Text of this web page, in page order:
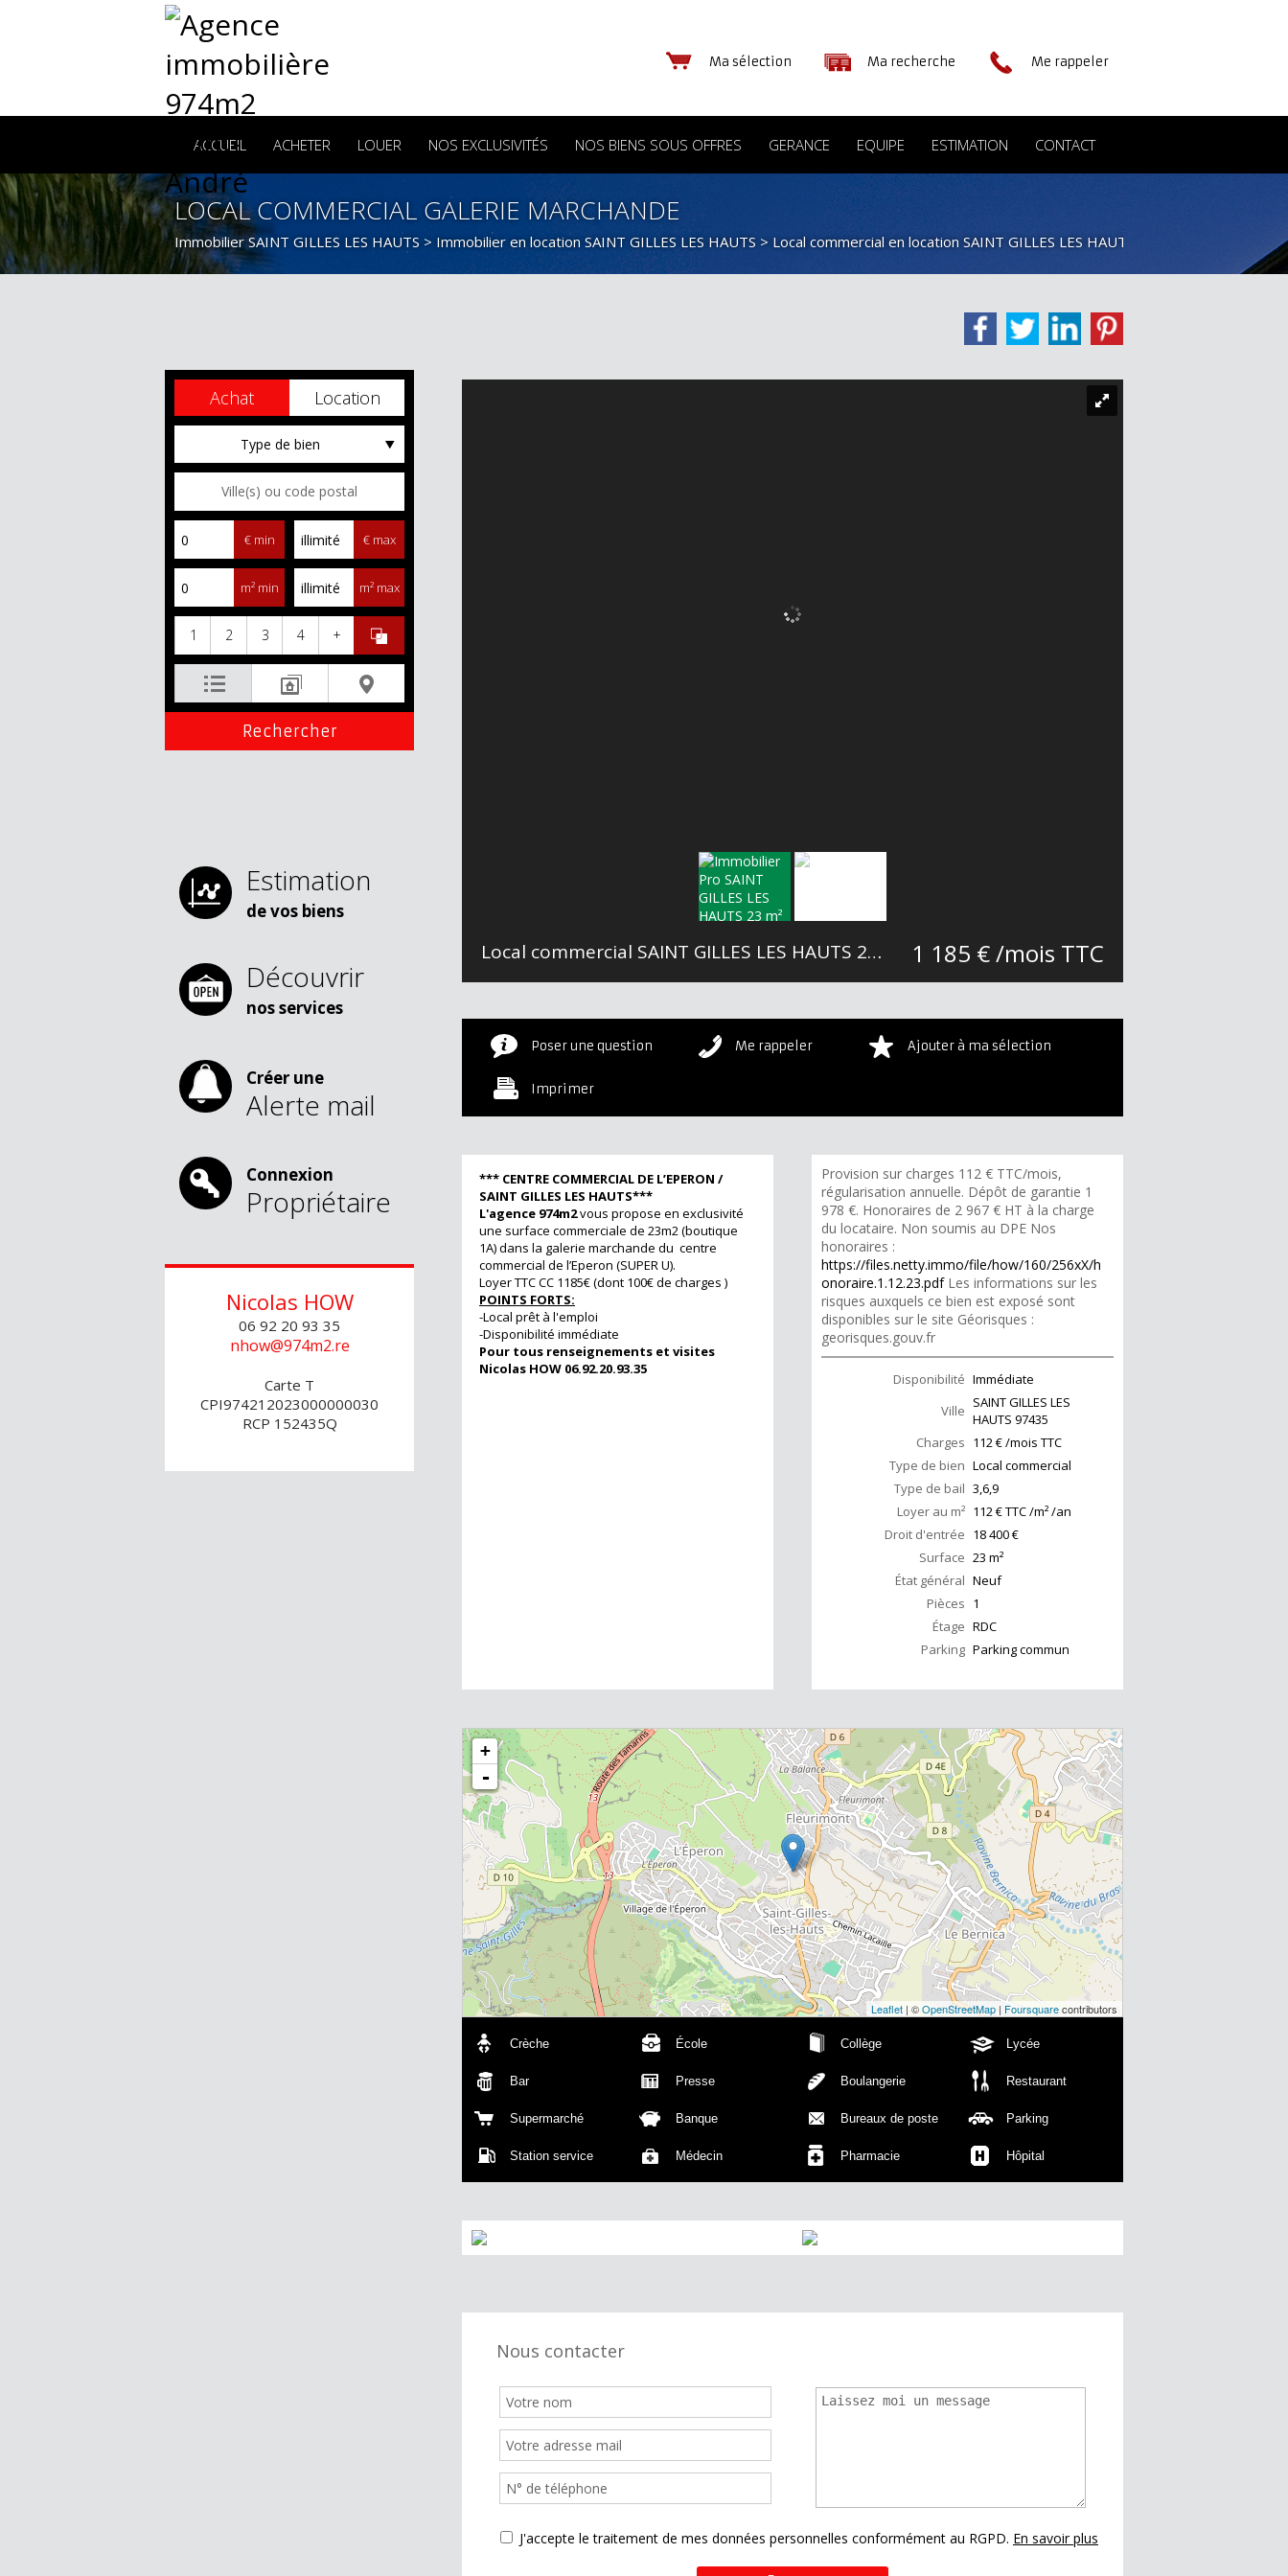
Me rappeler
Ma recherche
Ma sélection
ACCUEIL ACHETER LOUER NOS EXCLUSIVITÉS NOS BIENS SOUS OFFRES GERANCE EQUIPE ESTIMATION CONTACT
LOCAL COMMERCIAL GALERIE MARCHANDE
Immobilier SAINT GILLES LES HAUTS > Immobilier en location SAINT GILLES LES HAUTS > Local commercial en location SAINT GILLES LES HAUTS > Local commercial
Achat Location
Type de bien
€ min € max
m² min m² max
1 2 3 4 +
Estimation
de vos biens
Découvrir
nos services
Créer une
Alerte mail
Connexion
Propriétaire
Nicolas HOW
06 92 20 93 35
nhow@974m2.re
Carte T
CPI974212023000000030
RCP 152435Q
Local commercial SAINT GILLES LES HAUTS 23 m² 1 185 € /mois TTC
Poser une question Me rappeler Ajouter à ma sélection
Imprimer
*** CENTRE COMMERCIAL DE L’EPERON /
SAINT GILLES LES HAUTS***
L'agence 974m2vous propose en exclusivité
une surface commerciale de 23m2 (boutique
1A) dans la galerie marchande du centre
commercial de l’Eperon (SUPER U).
Loyer TTC CC 1185€ (dont 100€ de charges )
POINTS FORTS:
-Local prêt à l'emploi
-Disponibilité immédiate
Pour tous renseignements et visites
Nicolas HOW 06.92.20.93.35
Provision sur charges 112 € TTC/mois,
régularisation annuelle. Dépôt de garantie 1
978 €. Honoraires de 2 967 € HT à la charge
du locataire. Non soumis au DPE Nos
honoraires :
https://files.netty.immo/file/how/160/256xX/h
onoraire.1.12.23.pdfLes informations sur les
risques auxquels ce bien est exposé sont
disponibles sur le site Géorisques :
georisques.gouv.fr
Disponibilité Immédiate
Ville SAINT GILLES LES
HAUTS 97435
Charges 112 € /mois TTC
Type de bien Local commercial
Type de bail 3,6,9
Loyer au m² 112 € TTC /m² /an
Droit d'entrée 18 400 €
Surface 23 m²
État général Neuf
Pièces 1
Étage RDC
Parking Parking commun
+
-
Leaflet | ©OpenStreetMap| Foursquarecontributors
Crèche École Collège Lycée
Bar Presse Boulangerie Restaurant
Supermarché Banque Bureaux de poste Parking
Station service Médecin Pharmacie Hôpital
Nous contacter
J'accepte le traitement de mes données personnelles conformément au RGPD. En savoir plus